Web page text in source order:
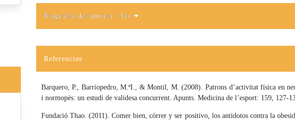
Biografía del autor/a / Ver
Referencias
Barquero, P., Barriopedro, M.ªI., & Montil, M. (2008). Patrons d’activitat física en
i normopès: un estudi de validesa concurrent. Apunts. Medicina de l’esport: 159, 127-
Fundació Thao. (2011). Comer bien, córrer y ser positivo, los antidotos contra la